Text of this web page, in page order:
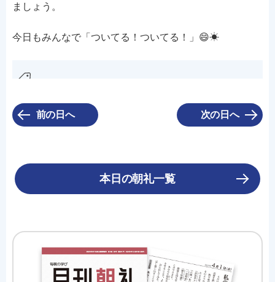
ましょう。
今日もみんなで「ついてる！ついてる！」😄☀
前の日へ 次の日へ
本日の朝礼一覧